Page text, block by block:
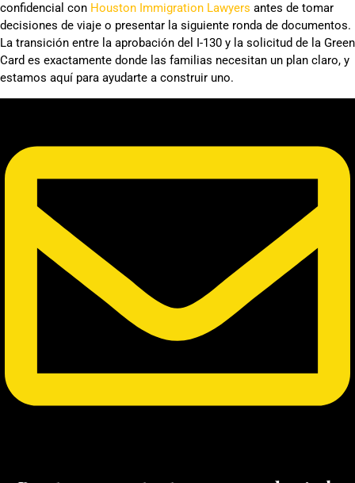
confidencial con Houston Immigration Lawyers antes de tomar
decisiones de viaje o presentar la siguiente ronda de documentos.
La transición entre la aprobación del I-130 y la solicitud de la Green
Card es exactamente donde las familias necesitan un plan claro, y
estamos aquí para ayudarte a construir uno.